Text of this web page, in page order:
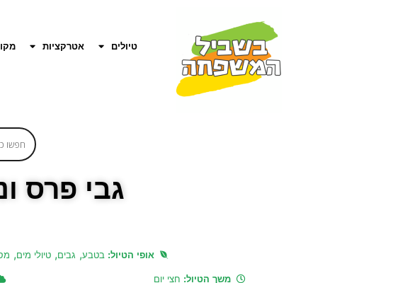
טיולים אטרקציות
גבי פרס
אופי הטיול:בטבע, גבים, טיולי מים,
משך הטיול: חצי יום